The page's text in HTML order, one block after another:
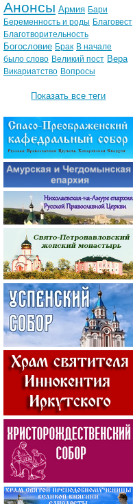
Анонсы Армия Бари
Беременность и роды Благовест
Благотворительность
Богословие Брак В начале
было слово Великий пост Вера
Викариатство Вопросы
Показать все теги